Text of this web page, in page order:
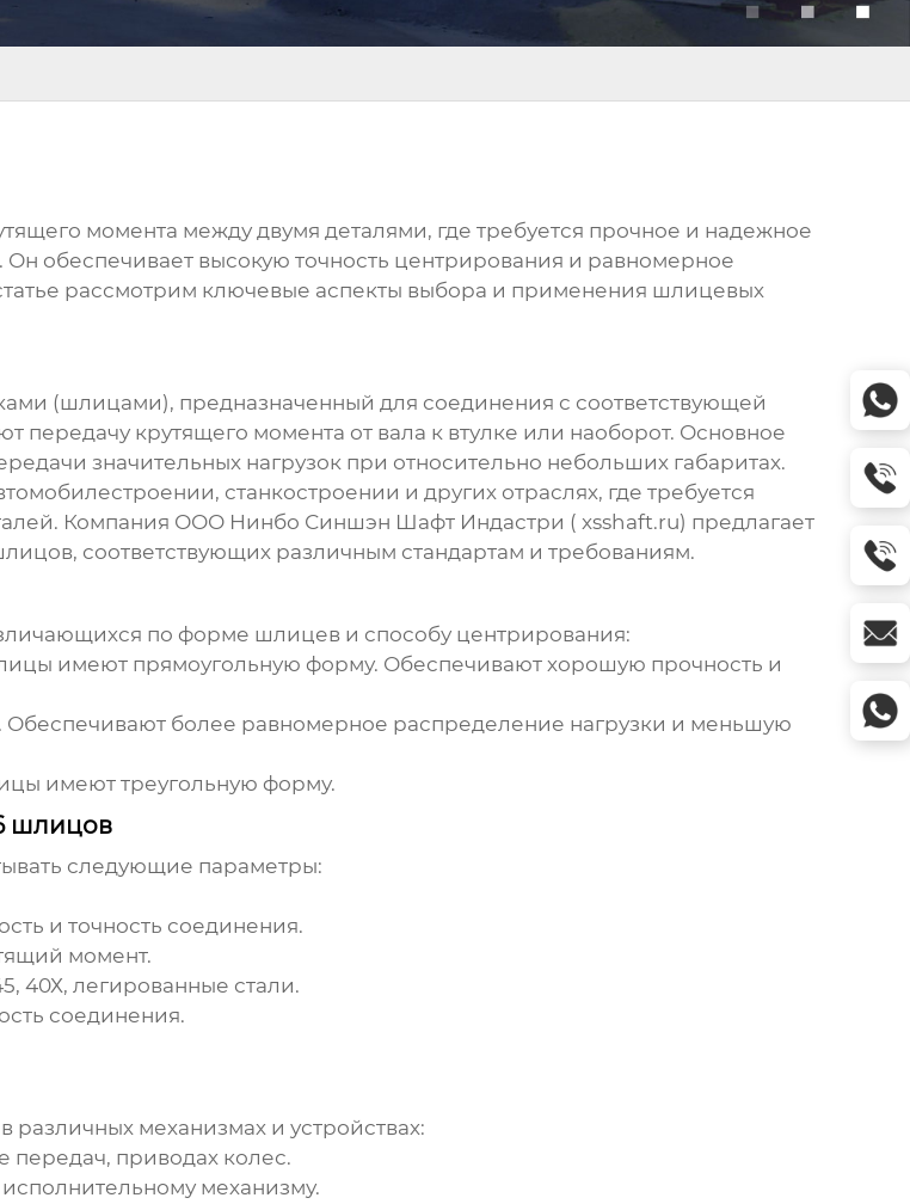
момента между двумя деталями, где требуется прочное и надежное
обеспечивает высокую точность центрирования и равномерное
рассмотрим ключевые аспекты выбора и применения шлицевых
(шлицами), предназначенный для соединения с соответствующей
крутящего момента от вала к втулке или наоборот. Основное
значительных нагрузок при относительно небольших габаритах.
станкостроении и других отраслях, где требуется
Компания ООО Нинбо Синшэн Шафт Индастри ( xsshaft.ru) предлагает
, соответствующих различным стандартам и требованиям.
по форме шлицев и способу центрирования:
имеют прямоугольную форму. Обеспечивают хорошую прочность и
более равномерное распределение нагрузки и меньшую
имеют треугольную форму.
шлицов
следующие параметры:
и точность соединения.
момент.
40Х, легированные стали.
соединения.
механизмах и устройствах:
приводах колес.
механизму.